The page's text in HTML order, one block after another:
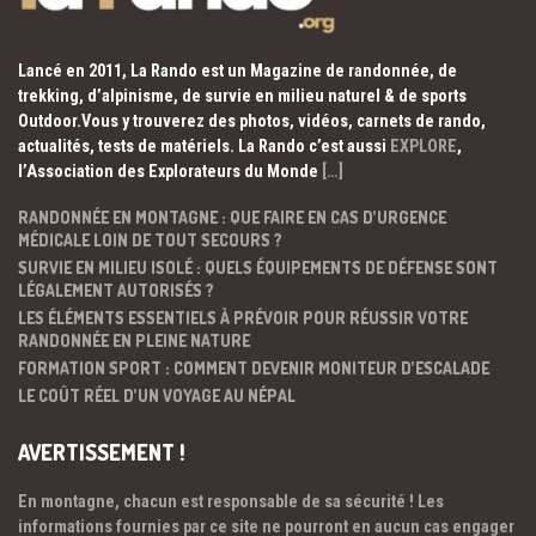
Lancé en 2011, La Rando est un Magazine de randonnée, de
trekking, d’alpinisme, de survie en milieu naturel & de sports
Outdoor.Vous y trouverez des photos, vidéos, carnets de rando,
actualités, tests de matériels. La Rando c’est aussi EXPLORE,
l’Association des Explorateurs du Monde […]
RANDONNÉE EN MONTAGNE : QUE FAIRE EN CAS D’URGENCE
MÉDICALE LOIN DE TOUT SECOURS ?
SURVIE EN MILIEU ISOLÉ : QUELS ÉQUIPEMENTS DE DÉFENSE SONT
LÉGALEMENT AUTORISÉS ?
LES ÉLÉMENTS ESSENTIELS À PRÉVOIR POUR RÉUSSIR VOTRE
RANDONNÉE EN PLEINE NATURE
FORMATION SPORT : COMMENT DEVENIR MONITEUR D’ESCALADE
LE COÛT RÉEL D’UN VOYAGE AU NÉPAL
AVERTISSEMENT !
En montagne, chacun est responsable de sa sécurité ! Les
informations fournies par ce site ne pourront en aucun cas engager